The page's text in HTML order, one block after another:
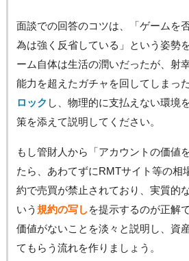
面談での回答のコツは、「ゲームを
為は強く反省している」という姿勢
ーム自体は生活の潤いだったが、射
能力を超えたガチャを回してしまっ
ロック し、物理的に支払えない環境
策を添えて説明してください。
もし管財人から「アカウントの価値
たら、あわてずにRMTサイト等の相
約で売買が禁止されており、実質的
いう 規約の写しを提示するのが正解
価値がないことを淡々と説明し、資
てもらう流れを作りましょう。